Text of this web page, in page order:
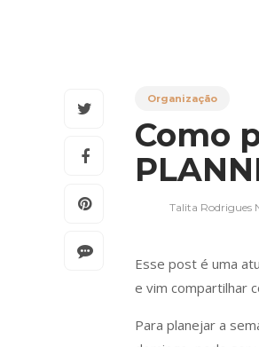
Organização
Como
Talita Rodrigues
Esse post é uma
e vim compartilhar
Para planejar a